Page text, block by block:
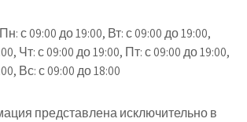
Пн: с 09:00 до 19:00, Вт: с 09:00 до 19:00,
Чт: с 09:00 до 19:00, Пт: с 09:00 до 19:00,
Вс: с 09:00 до 18:00
представлена исключительно в